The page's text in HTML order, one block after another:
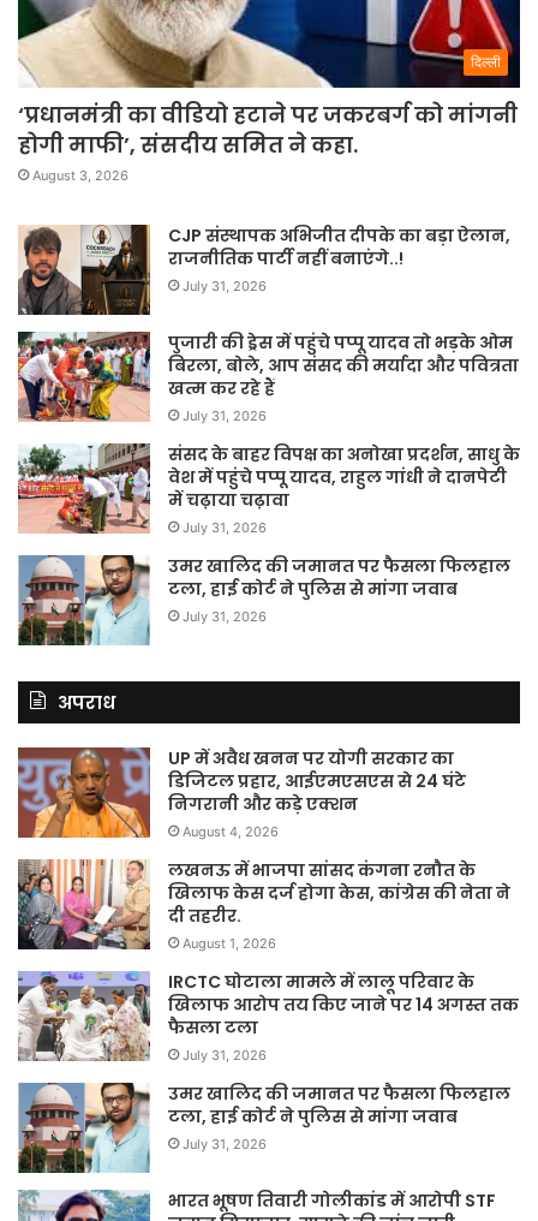
दिल्ली
‘प्रधानमंत्री का वीडियो हटाने पर जकरबर्ग को मांगनी
होगी माफी’, संसदीय समित ने कहा.
August 3, 2026
CJP संस्थापक अभिजीत दीपके का बड़ा ऐलान,
राजनीतिक पार्टी नहीं बनाएंगे..!
July 31, 2026
पुजारी की ड्रेस में पहुंचे पप्पू यादव तो भड़के ओम
बिरला, बोले, आप संसद की मर्यादा और पवित्रता
खत्म कर रहे हैं
July 31, 2026
संसद के बाहर विपक्ष का अनोखा प्रदर्शन, साधु के
वेश में पहुंचे पप्पू यादव, राहुल गांधी ने दानपेटी
में चढ़ाया चढ़ावा
July 31, 2026
उमर खालिद की जमानत पर फैसला फिलहाल
टला, हाई कोर्ट ने पुलिस से मांगा जवाब
July 31, 2026
अपराध
UP में अवैध खनन पर योगी सरकार का
डिजिटल प्रहार, आईएमएसएस से 24 घंटे
निगरानी और कड़े एक्शन
August 4, 2026
लखनऊ में भाजपा सांसद कंगना रनौत के
खिलाफ केस दर्ज होगा केस, कांग्रेस की नेता ने
दी तहरीर.
August 1, 2026
IRCTC घोटाला मामले में लालू परिवार के
खिलाफ आरोप तय किए जाने पर 14 अगस्त तक
फैसला टला
July 31, 2026
उमर खालिद की जमानत पर फैसला फिलहाल
टला, हाई कोर्ट ने पुलिस से मांगा जवाब
July 31, 2026
भारत भूषण तिवारी गोलीकांड में आरोपी STF